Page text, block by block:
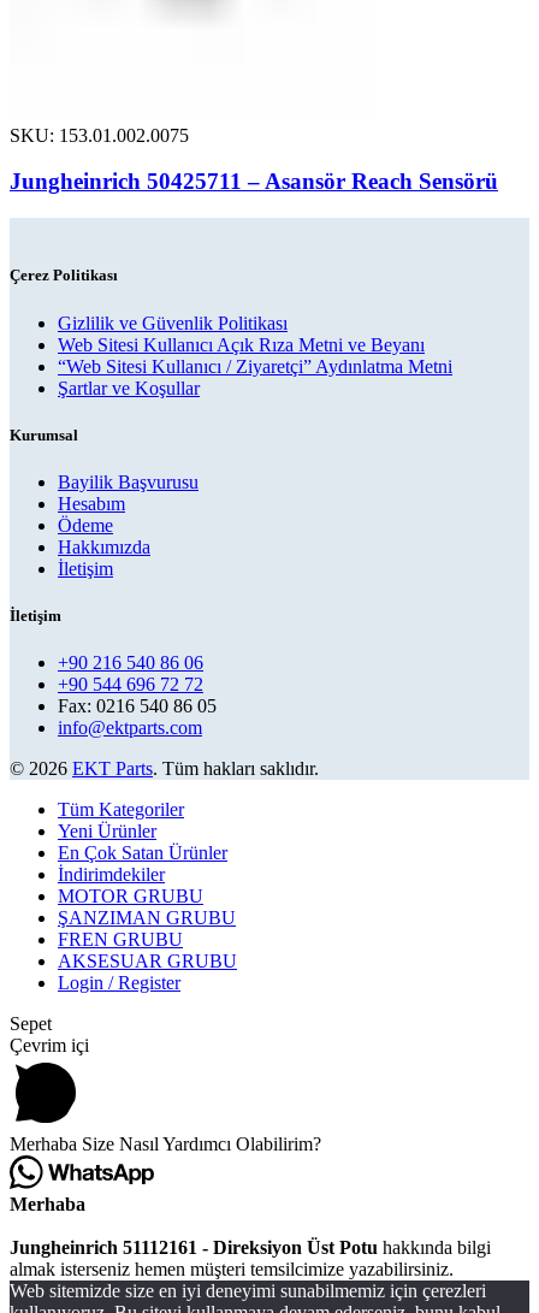
SKU: 153.01.002.0075
Jungheinrich 50425711 – Asansör Reach Sensörü
Çerez Politikası
Gizlilik ve Güvenlik Politikası
Web Sitesi Kullanıcı Açık Rıza Metni ve Beyanı
“Web Sitesi Kullanıcı / Ziyaretçi” Aydınlatma Metni
Şartlar ve Koşullar
Kurumsal
Bayilik Başvurusu
Hesabım
Ödeme
Hakkımızda
İletişim
İletişim
+90 216 540 86 06
+90 544 696 72 72
Fax: 0216 540 86 05
info@ektparts.com
© 2026 EKT Parts. Tüm hakları saklıdır.
Tüm Kategoriler
Yeni Ürünler
En Çok Satan Ürünler
İndirimdekiler
MOTOR GRUBU
ŞANZIMAN GRUBU
FREN GRUBU
AKSESUAR GRUBU
Login / Register
Sepet
Çevrim içi
Merhaba Size Nasıl Yardımcı Olabilirim?
Merhaba
Jungheinrich 51112161 - Direksiyon Üst Potu hakkında bilgi
almak isterseniz hemen müşteri temsilcimize yazabilirsiniz.
Web sitemizde size en iyi deneyimi sunabilmemiz için çerezleri